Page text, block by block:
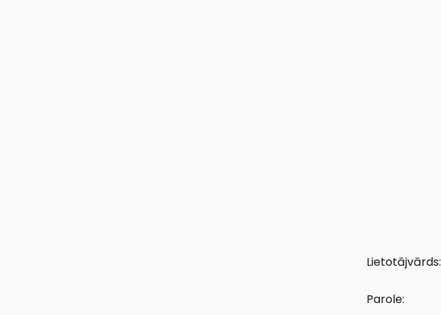
Lietotājvārds:
Parole: